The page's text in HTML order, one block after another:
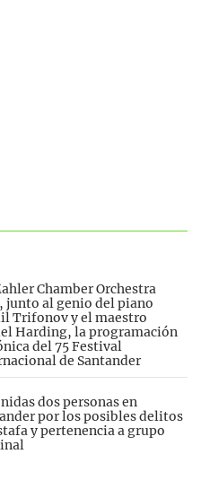
Chamber Orchestra
junto al genio del piano
Trifonov y el maestro
Harding, la programación
del 75 Festival
de Santander
dos personas en
por los posibles delitos
y pertenencia a grupo